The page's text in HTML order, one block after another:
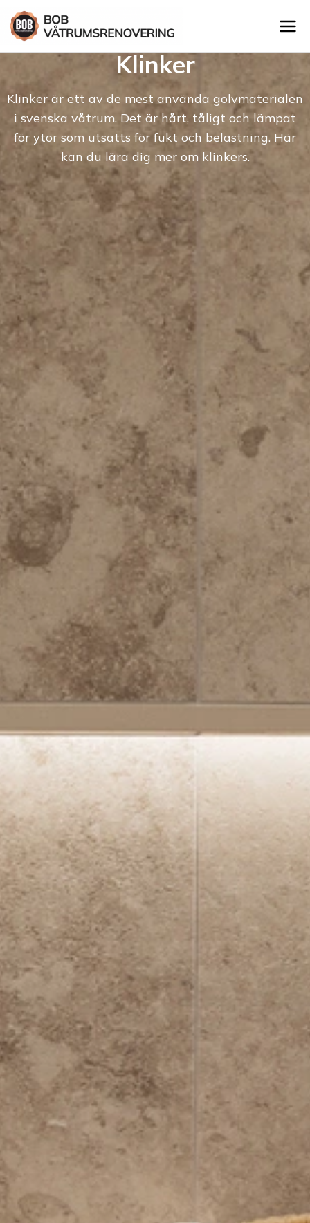
Klinker
Klinker är ett av de mest använda golvmaterialen
i svenska våtrum. Det är hårt, tåligt och lämpat
för ytor som utsätts för fukt och belastning. Här
kan du lära dig mer om klinkers.